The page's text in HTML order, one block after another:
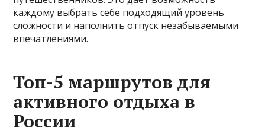
каждому выбрать себе подходящий уровень
сложности и наполнить отпуск незабываемыми
впечатлениями.
Топ-5 маршрутов для
активного отдыха в
России